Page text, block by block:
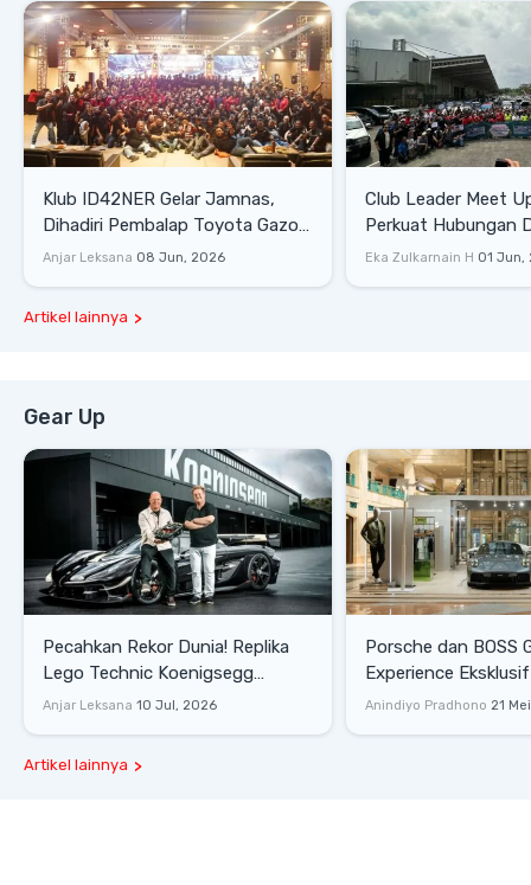
Klub ID42NER Gelar Jamnas,
Dihadiri Pembalap Toyota Gazoo
Racing
Anjar Leksana 08 Jun, 2026
Club Leader Meet
Perkuat Hubungan
Dengan Komunitas
Eka Zulkarnain H 01 Jun,
Artikel lainnya
Gear Up
Pecahkan Rekor Dunia! Replika
Lego Technic Koenigsegg
Sadair's Spear Ukuran Asli Sukses
Anjar Leksana 10 Jul, 2026
Porsche dan BOSS
Experience
Senayan, Hadirkan
Anindiyo Pradhono 21
Artikel lainnya